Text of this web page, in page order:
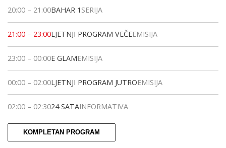
20:00 – 21:00BAHAR 1 SERIJA
21:00 – 23:00LJETNJI PROGRAM VEČEEMISIJA
23:00 – 00:00E GLAMEMISIJA
00:00 – 02:00LJETNJI PROGRAM JUTROEMISIJA
02:00 – 02:3024 SATAINFORMATIVA
KOMPLETAN PROGRAM